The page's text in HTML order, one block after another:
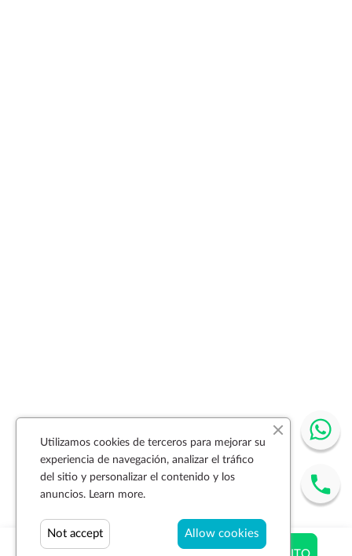
$ 69.06
Utilizamos cookies de terceros para mejorar su
experiencia de navegación, analizar el tráfico
del sitio y personalizar el contenido y los
anuncios. Learn more.
Allow cookies
Not accept